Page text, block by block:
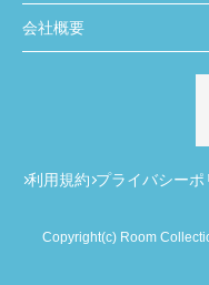
会社概要
利用規約 プライバシーポ
Copyright(c) Room